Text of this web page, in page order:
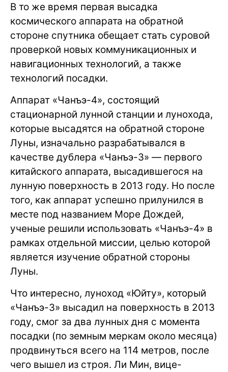
В то же время первая высадка
космического аппарата на обратной
стороне спутника обещает стать суровой
проверкой новых коммуникационных и
навигационных технологий, а также
технологий посадки.
Аппарат «Чанъэ-4», состоящий
стационарной лунной станции и лунохода,
которые высадятся на обратной стороне
Луны, изначально разрабатывался в
качестве дублера «Чанъэ-3» — первого
китайского аппарата, высадившегося на
лунную поверхность в 2013 году. Но после
того, как аппарат успешно прилунился в
месте под названием Море Дождей,
ученые решили использовать «Чанъэ-4» в
рамках отдельной миссии, целью которой
является изучение обратной стороны
Луны.
Что интересно, луноход «Юйту», который
«Чанъэ-3» высадил на поверхность в 2013
году, смог за два лунных дня с момента
посадки (по земным меркам около месяца)
продвинуться всего на 114 метров, после
чего вышел из строя. Ли Мин, вице-